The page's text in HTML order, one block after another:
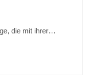
die mit ihrer…